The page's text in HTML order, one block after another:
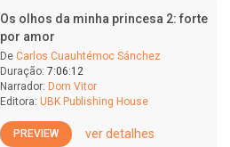
Os olhos da minha princesa 2: forte
por amor
De Carlos Cuauhtémoc Sánchez
Duração: 7:06:12
Narrador: Dom Vitor
Editora: UBK Publishing House
PREVIEW ver detalhes